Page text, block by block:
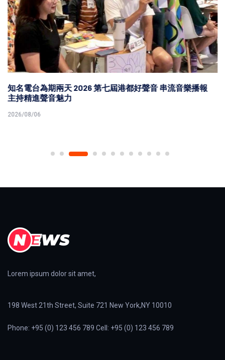
知名電台為期兩天 2026 第七屆港都好聲音 串流音樂播報
主持精進聲音魅力
2026/08/06
Lorem ipsum dolor sit amet,
198 West 21th Street, Suite 721 New York,NY 10010
Phone: +95 (0) 123 456 789 Cell: +95 (0) 123 456 789